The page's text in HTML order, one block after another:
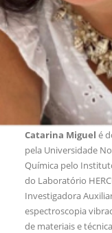
Catarina Miguel é
pela Universidade
Química pelo
do Laboratório
Investigadora
espectroscopia
de materiais e